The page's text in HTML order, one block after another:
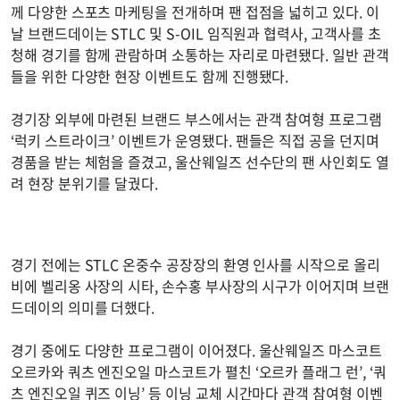
께 다양한 스포츠 마케팅을 전개하며 팬 접점을 넓히고 있다. 이
날 브랜드데이는 STLC 및 S-OIL 임직원과 협력사, 고객사를 초
청해 경기를 함께 관람하며 소통하는 자리로 마련됐다. 일반 관객
들을 위한 다양한 현장 이벤트도 함께 진행됐다.
경기장 외부에 마련된 브랜드 부스에서는 관객 참여형 프로그램
‘럭키 스트라이크’ 이벤트가 운영됐다. 팬들은 직접 공을 던지며
경품을 받는 체험을 즐겼고, 울산웨일즈 선수단의 팬 사인회도 열
려 현장 분위기를 달궜다.
경기 전에는 STLC 온중수 공장장의 환영 인사를 시작으로 올리
비에 벨리옹 사장의 시타, 손수홍 부사장의 시구가 이어지며 브랜
드데이의 의미를 더했다.
경기 중에도 다양한 프로그램이 이어졌다. 울산웨일즈 마스코트
오르카와 쿼츠 엔진오일 마스코트가 펼친 ‘오르카 플래그 런’, ‘쿼
츠 엔진오일 퀴즈 이닝’ 등 이닝 교체 시간마다 관객 참여형 이벤